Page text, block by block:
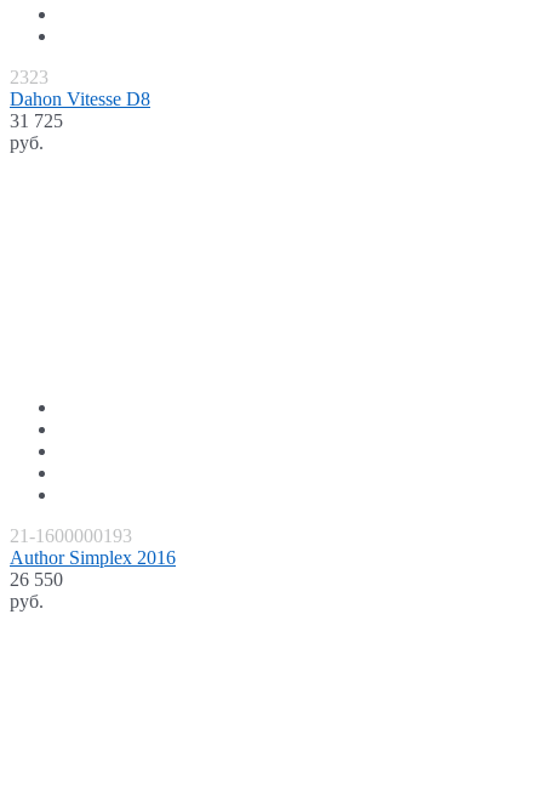
2323
Dahon Vitesse D8
31 725
руб.
21-1600000193
Author Simplex 2016
26 550
руб.